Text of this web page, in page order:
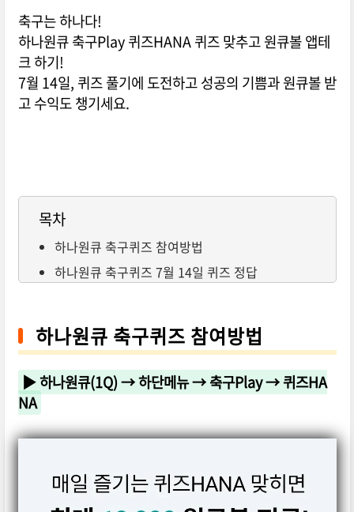
축구는 하나다!
하나원큐 축구Play 퀴즈HANA 퀴즈 맞추고 원큐볼 앱테
크 하기!
7월 14일, 퀴즈 풀기에 도전하고 성공의 기쁨과 원큐볼 받
고 수익도 챙기세요.
목차
하나원큐 축구퀴즈 참여방법
하나원큐 축구퀴즈 7월 14일 퀴즈 정답
하나원큐 축구퀴즈 참여방법
▶ 하나원큐(1Q) → 하단메뉴 → 축구Play → 퀴즈HA
NA